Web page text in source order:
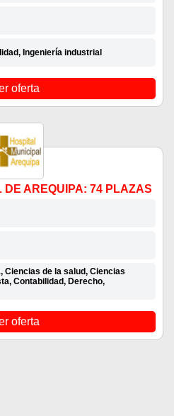
Ingeniería industrial
oferta
DE AREQUIPA: 74 PLAZAS
Ciencias de la salud, Ciencias
Contabilidad, Derecho,
oferta